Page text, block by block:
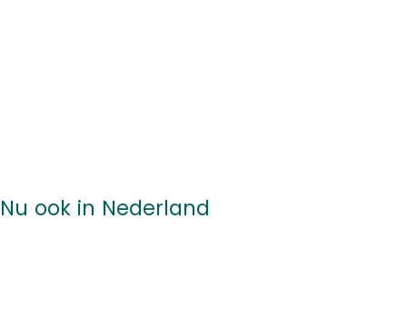
Nu ook in Nederland